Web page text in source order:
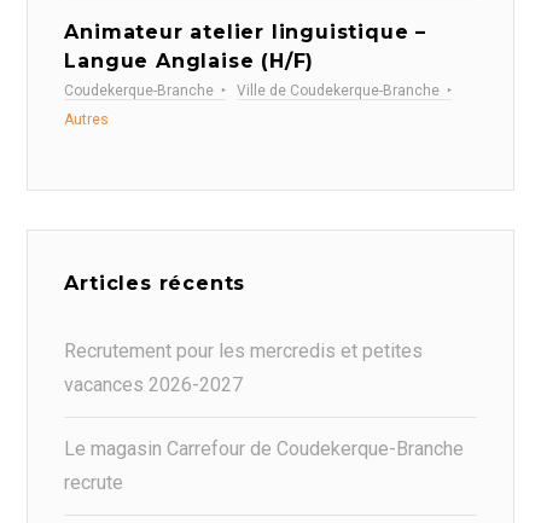
Animateur atelier linguistique –
Langue Anglaise (H/F)
Coudekerque-Branche
Ville de Coudekerque-Branche
Autres
Articles récents
Recrutement pour les mercredis et petites
vacances 2026-2027
Le magasin Carrefour de Coudekerque-Branche
recrute